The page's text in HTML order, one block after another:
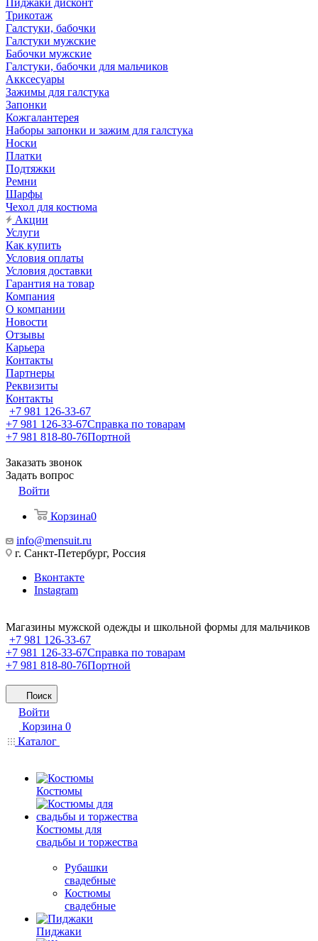
Пиджаки дисконт
Трикотаж
Галстуки, бабочки
Галстуки мужские
Бабочки мужские
Галстуки, бабочки для мальчиков
Акксесуары
Зажимы для галстука
Запонки
Кожгалантерея
Наборы запонки и зажим для галстука
Носки
Платки
Подтяжки
Ремни
Шарфы
Чехол для костюма
Акции
Услуги
Как купить
Условия оплаты
Условия доставки
Гарантия на товар
Компания
О компании
Новости
Отзывы
Карьера
Контакты
Партнеры
Реквизиты
Контакты
+7 981 126-33-67
+7 981 126-33-67Справка по товарам
+7 981 818-80-76Портной
Заказать звонок
Задать вопрос
Войти
Корзина0
info@mensuit.ru
г. Санкт-Петербург, Россия
Вконтакте
Instagram
Магазины мужской одежды и школьной формы для мальчиков
+7 981 126-33-67
+7 981 126-33-67Справка по товарам
+7 981 818-80-76Портной
Поиск
Войти
Корзина 0
Каталог
Костюмы
Костюмы для
свадьбы и торжества
Рубашки
свадебные
Костюмы
свадебные
Пиджаки